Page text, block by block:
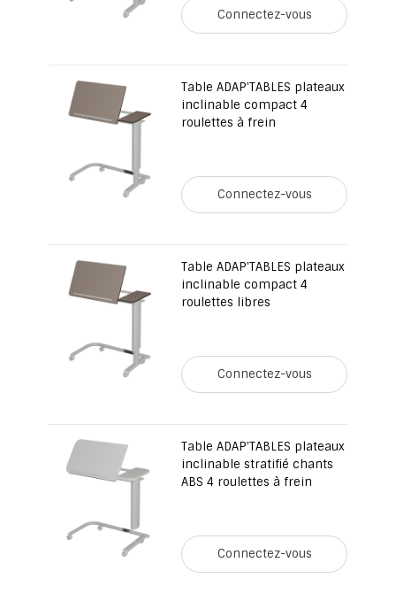
Connectez-vous
Table ADAP'TABLES plateaux
inclinable compact 4
roulettes à frein
Connectez-vous
Table ADAP'TABLES plateaux
inclinable compact 4
roulettes libres
Connectez-vous
Table ADAP'TABLES plateaux
inclinable stratifié chants
ABS 4 roulettes à frein
Connectez-vous